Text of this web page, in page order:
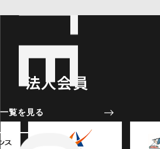
法人会員
一覧を見る